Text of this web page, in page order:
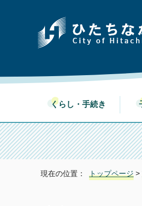
くらし・手続き
現在の位置： トップページ >